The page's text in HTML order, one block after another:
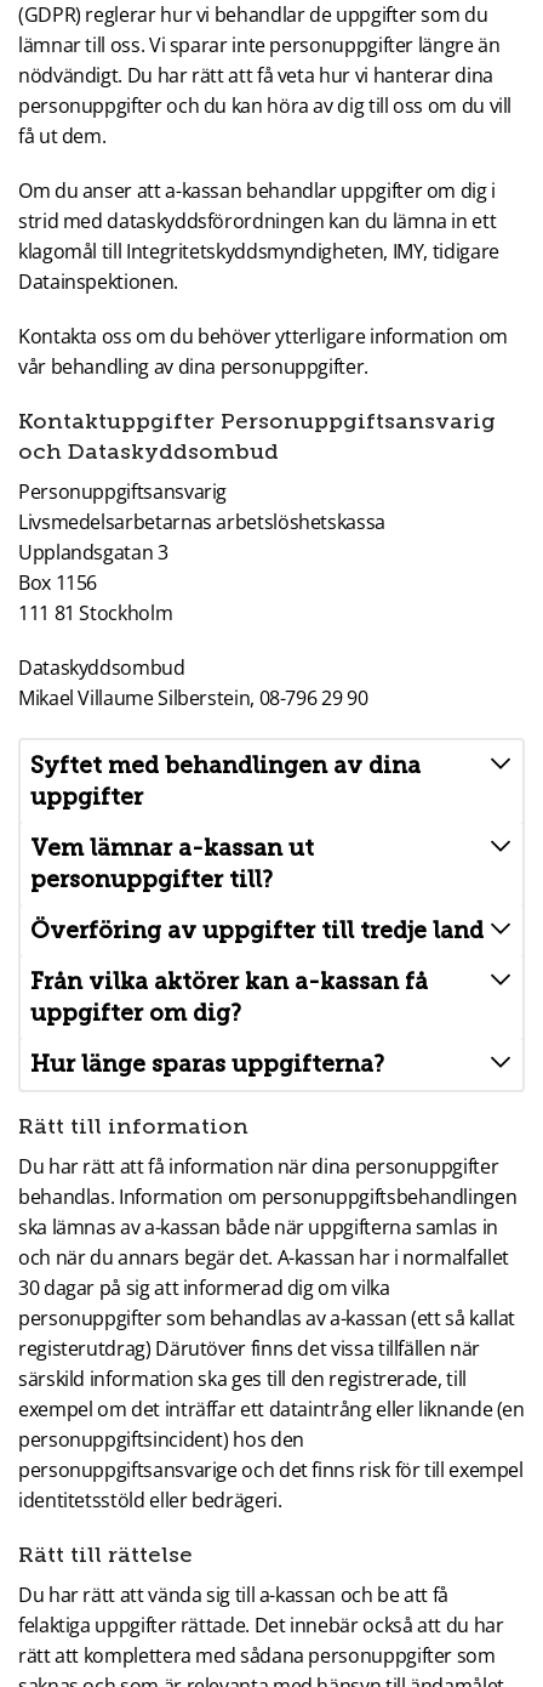
(GDPR) reglerar hur vi behandlar de uppgifter som du
lämnar till oss. Vi sparar inte personuppgifter längre än
nödvändigt. Du har rätt att få veta hur vi hanterar dina
personuppgifter och du kan höra av dig till oss om du vill
få ut dem.
Om du anser att a-kassan behandlar uppgifter om dig i
strid med dataskyddsförordningen kan du lämna in ett
klagomål till Integritetskyddsmyndigheten, IMY, tidigare
Datainspektionen.
Kontakta oss om du behöver ytterligare information om
vår behandling av dina personuppgifter.
Kontaktuppgifter Personuppgiftsansvarig
och Dataskyddsombud
Personuppgiftsansvarig
Livsmedelsarbetarnas arbetslöshetskassa
Upplandsgatan 3
Box 1156
111 81 Stockholm
Dataskyddsombud
Mikael Villaume Silberstein, 08-796 29 90
Syftet med behandlingen av dina
uppgifter
Vem lämnar a-kassan ut
personuppgifter till?
Överföring av uppgifter till tredje land
Från vilka aktörer kan a-kassan få
uppgifter om dig?
Hur länge sparas uppgifterna?
Rätt till information
Du har rätt att få information när dina personuppgifter
behandlas. Information om personuppgiftsbehandlingen
ska lämnas av a-kassan både när uppgifterna samlas in
och när du annars begär det. A-kassan har i normalfallet
30 dagar på sig att informerad dig om vilka
personuppgifter som behandlas av a-kassan (ett så kallat
registerutdrag) Därutöver finns det vissa tillfällen när
särskild information ska ges till den registrerade, till
exempel om det inträffar ett dataintrång eller liknande (en
personuppgiftsincident) hos den
personuppgiftsansvarige och det finns risk för till exempel
identitetsstöld eller bedrägeri.
Rätt till rättelse
Du har rätt att vända sig till a-kassan och be att få
felaktiga uppgifter rättade. Det innebär också att du har
rätt att komplettera med sådana personuppgifter som